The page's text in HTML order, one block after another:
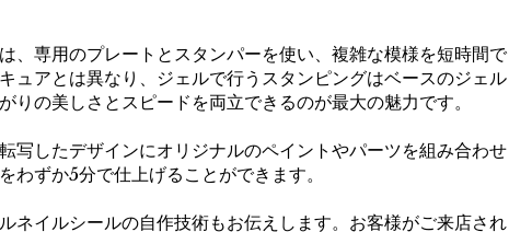
、専用のプレートとスタンパーを使い、複雑な模様を短時間で
ュアとは異なり、ジェルで行うスタンピングはベースのジェル
りの美しさとスピードを両立できるのが最大の魅力です。
写したデザインにオリジナルのペイントやパーツを組み合わせ
わずか5分で仕上げることができます。
ネイルシールの自作技術もお伝えします。お客様がご来店され